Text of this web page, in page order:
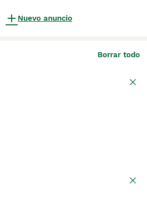
Nuevo anuncio
Borrar todo